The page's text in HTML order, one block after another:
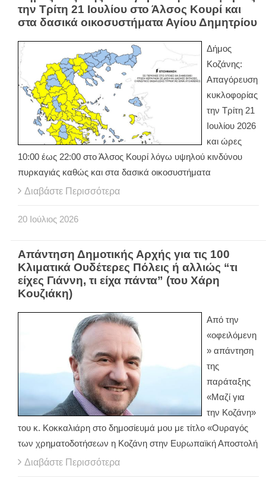
την Τρίτη 21 Ιουλίου στο Άλσος Κουρί και
στα δασικά οικοσυστήματα Αγίου Δημητρίου
Δήμος
Κοζάνης:
Απαγόρευση
κυκλοφορίας
την Τρίτη 21
Ιουλίου 2026
και ώρες
10:00 έως 22:00 στο Άλσος Κουρί λόγω υψηλού κινδύνου
πυρκαγιάς καθώς και στα δασικά οικοσυστήματα
Διαβάστε Περισσότερα
20 Ιούλιος 2026
Απάντηση Δημοτικής Αρχής για τις 100
Κλιματικά Ουδέτερες Πόλεις ή αλλιώς “τι
είχες Γιάννη, τι είχα πάντα” (του Χάρη
Κουζιάκη)
Από την
«οφειλόμενη
» απάντηση
της
παράταξης
«Μαζί για
την Κοζάνη»
του κ. Κοκκαλιάρη στο δημοσίευμά μου με τίτλο «Ουραγός
των χρηματοδοτήσεων η Κοζάνη στην Ευρωπαϊκή Αποστολή
Διαβάστε Περισσότερα